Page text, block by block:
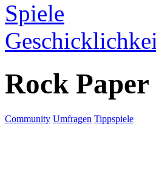
Spiele
Rock Paper
Community Umfragen Tippspiele